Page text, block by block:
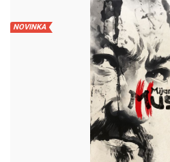
NOVINKA